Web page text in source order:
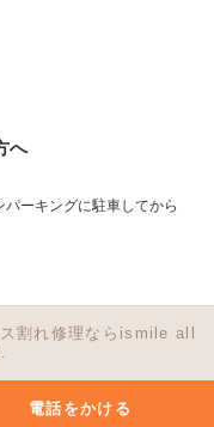
へ
ーキングに駐車してから
割れ修理ならismile all
電話をかける